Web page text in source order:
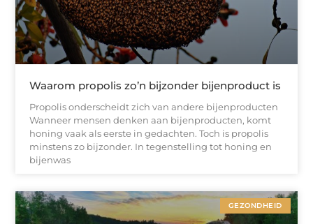
Waarom propolis zo’n bijzonder bijenproduct is
Propolis onderscheidt zich van andere bijenproducten
Wanneer mensen denken aan bijenproducten, komt
honing vaak als eerste in gedachten. Toch is propolis
minstens zo bijzonder. In tegenstelling tot honing en
bijenwas
GEZONDHEID